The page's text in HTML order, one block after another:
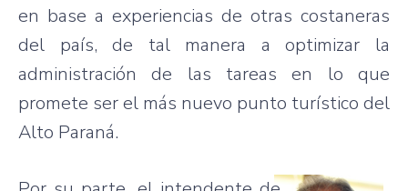
en base a experiencias de otras costaneras
del país, de tal manera a optimizar la
administración de las tareas en lo que
promete ser el más nuevo punto turístico del
Alto Paraná.